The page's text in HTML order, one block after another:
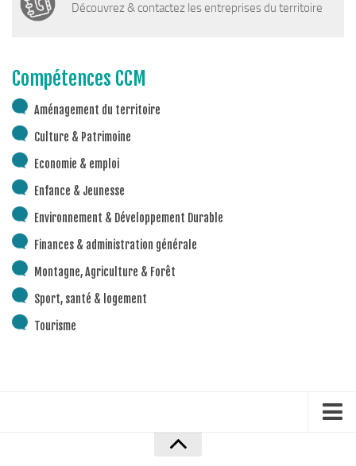
Découvrez & contactez les entreprises du territoire
Compétences CCM
Aménagement du territoire
Culture & Patrimoine
Economie & emploi
Enfance & Jeunesse
Environnement & Développement Durable
Finances & administration générale
Montagne, Agriculture & Forêt
Sport, santé & logement
Tourisme